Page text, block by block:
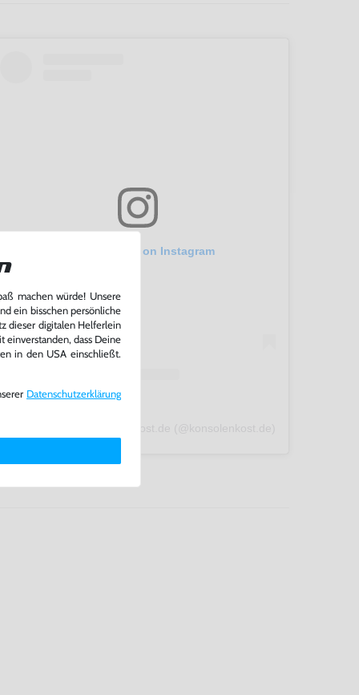
View this post on Instagram
machen würde! Unsere
ein bisschen persönliche
dieser digitalen Helferlein
einverstanden, dass Deine
in den USA einschließt.
Daten­schutz­erklärung